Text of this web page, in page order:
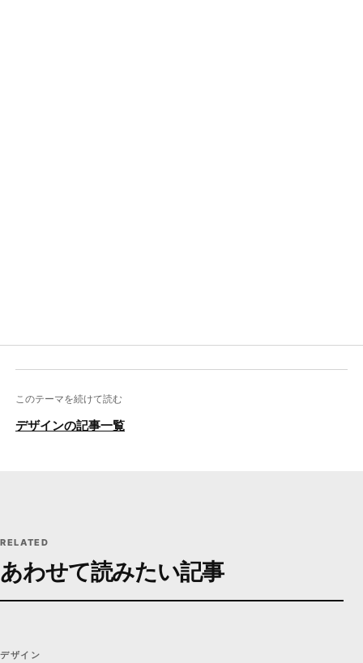
このテーマを続けて読む
デザインの記事一覧
RELATED
あわせて読みたい記事
デザイン